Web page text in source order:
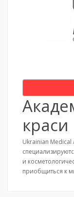
краси
Ukrainian
и
приобщиться к